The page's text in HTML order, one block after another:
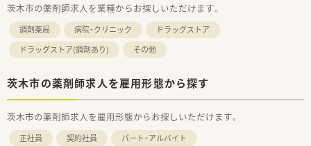
茨木市の薬剤師求人を業種からお探しいただけます。
調剤薬局 病院・クリニック
ドラッグストア
ドラッグストア(調剤あり)
その他
茨木市の薬剤師求人を雇用形態から探す
茨木市の薬剤師求人を雇用形態からお探しいただけます。
正社員 契約社員 パート・アルバイト